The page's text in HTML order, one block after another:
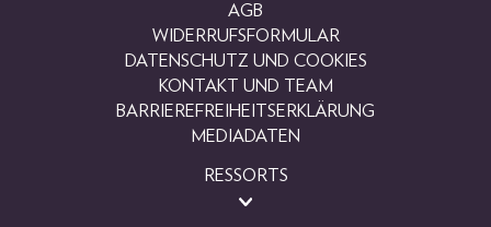
AGB
WIDERRUFSFORMULAR
DATENSCHUTZ UND COOKIES
KONTAKT UND TEAM
BARRIEREFREIHEITSERKLÄRUNG
MEDIADATEN
RESSORTS